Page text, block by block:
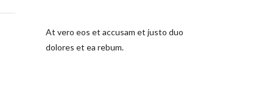
At vero eos et accusam et justo duo
dolores et ea rebum.